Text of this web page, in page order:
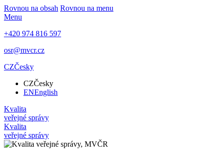
Rovnou na obsah Rovnou na menu
Menu
+420 974 816 597
osr@mvcr.cz
CZČesky
CZČesky
ENEnglish
Kvalita
veřejné správy
Kvalita
veřejné správy